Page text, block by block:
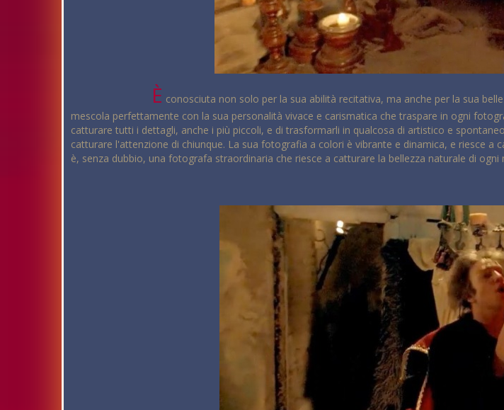
È conosciuta non solo per la sua abilità recitativa, ma anche per la sua
mescola perfettamente con la sua personalità vivace e carismatica che traspare in ogni
catturare tutti i dettagli, anche i più piccoli, e di trasformarli in qualcosa di artistico e
catturare l'attenzione di chiunque. La sua fotografia a colori è vibrante e dinamica, e riesce
è, senza dubbio, una fotografa straordinaria che riesce a catturare la bellezza naturale di ogni